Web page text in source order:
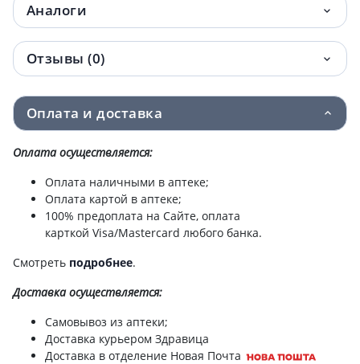
Аналоги
Отзывы (0)
Оплата и доставка
Оплата осуществляется:
Оплата наличными в аптеке;
Оплата картой в аптеке;
100% предоплата на Сайте, оплата
карткой Visa/Mastercard любого банка.
Смотреть подробнее.
Доставкаосуществляется:
Самовывоз из аптеки;
Доставка курьером Здравица
Доставка в отделение Новая Почта